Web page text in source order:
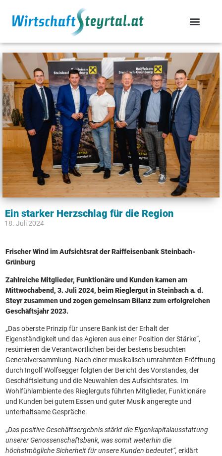
Ein starker Herzschlag für die Region
18. Juli 2024
Frischer Wind im Aufsichtsrat der Raiffeisenbank Steinbach-
Grünburg
Zahlreiche Mitglieder, Funktionäre und Kunden kamen am
Mittwochabend, 3. Juli 2024, beim Rieglergut in Steinbach a. d.
Steyr zusammen und zogen gemeinsam Bilanz zum erfolgreichen
Geschäftsjahr 2023.
„Das oberste Prinzip für unsere Bank ist der Erhalt der
Eigenständigkeit und das Agieren aus einer Position der Stärke“,
resümieren die Verantwortlichen bei der bestens besuchten
Generalversammlung. Nach einer musikalisch umrahmten Eröffnung
durch Ingolf Wolfsegger folgten der Bericht des Vorstandes, der
Geschäftsleitung und die Neuwahlen des Aufsichtsrates. Im
Wohlfühlambiente des Rieglerguts führten Mitglieder, Funktionäre
und Kunden bei gutem Essen und guter Musik angeregte und
unterhaltsame Gespräche.
„Das positive Geschäftsergebnis stärkt die Eigenkapitalausstattung
unserer Genossenschaftsbank, was somit weiterhin die
höchstmögliche Sicherheit für unsere Kunden bedeutet“, erklärt